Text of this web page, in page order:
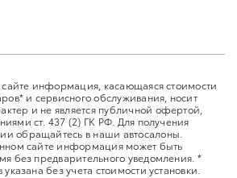
сайте информация, касающаяся стоимости
и сервисного обслуживания, носит
и не является публичной офертой,
ст. 437 (2) ГК РФ. Для получения
обращайтесь в наши автосалоны.
сайте информация может быть
без предварительного уведомления. *
без учета стоимости установки.